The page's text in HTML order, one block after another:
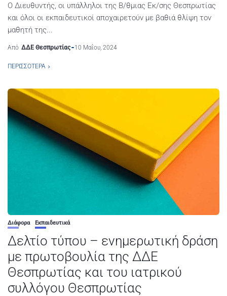
Ο Διευθυντής, οι υπάλληλοι της Β/θμιας Εκ/σης Θεσπρωτίας
και όλοι οι εκπαιδευτικοί αποχαιρετούν με βαθιά θλίψη τον
μαθητή της...
Από ΔΔΕ Θεσπρωτίας 10 Μαΐου, 2024
ΠΕΡΙΣΣΌΤΕΡΑ
Διάφορα Εκπαιδευτικά
Δελτίο τύπου – ενημερωτική δράση
με πρωτοβουλία της ΔΔΕ
Θεσπρωτίας και του ιατρικού
συλλόγου Θεσπρωτίας